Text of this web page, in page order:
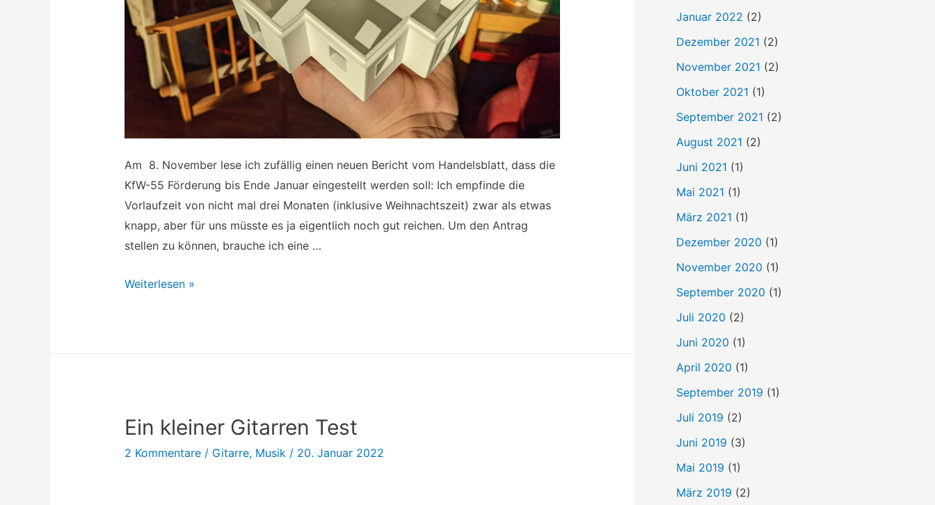
Am 8. November lese ich zufällig einen neuen Bericht vom Handelsblatt, dass die
KfW-55 Förderung bis Ende Januar eingestellt werden soll: Ich empfinde die
Vorlaufzeit von nicht mal drei Monaten (inklusive Weihnachtszeit) zwar als etwas
knapp, aber für uns müsste es ja eigentlich noch gut reichen. Um den Antrag
stellen zu können, brauche ich eine …
Bautagebuch:
Weiterlesen »
Ein kleiner Gitarren Test
2 Kommentare / Gitarre, Musik / 20. Januar 2022
Januar 2022 (2)
Dezember 2021 (2)
November 2021 (2)
Oktober 2021 (1)
September 2021 (2)
August 2021 (2)
Juni 2021 (1)
Mai 2021 (1)
März 2021 (1)
Dezember 2020 (1)
November 2020 (1)
September 2020 (1)
Juli 2020 (2)
Juni 2020 (1)
April 2020 (1)
September 2019 (1)
Juli 2019 (2)
Juni 2019 (3)
Mai 2019 (1)
März 2019 (2)